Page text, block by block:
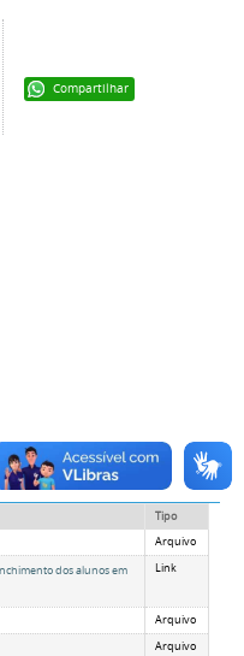
Compartilhar
Tipo
Arquivo
dos alunos em
Link
Arquivo
Arquivo